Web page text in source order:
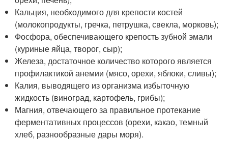
Кальция, необходимого для крепости костей
(молокопродукты, гречка, петрушка, свекла, морковь);
Фосфора, обеспечивающего крепость зубной эмали
(куриные яйца, творог, сыр);
Железа, достаточное количество которого является
профилактикой анемии (мясо, орехи, яблоки, сливы);
Калия, выводящего из организма избыточную
жидкость (виноград, картофель, грибы);
Магния, отвечающего за правильное протекание
ферментативных процессов (орехи, какао, темный
хлеб, разнообразные дары моря).